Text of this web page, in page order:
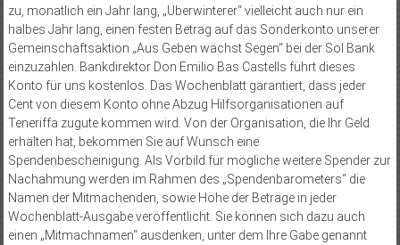
zu, monatlich ein Jahr lang, „Überwinterer“ vielleicht auch nur ein
halbes Jahr lang, einen festen Betrag auf das Sonderkonto unserer
Gemeinschaftsaktion „Aus Geben wächst Segen“ bei der Sol Bank
einzuzahlen. Bankdirektor Don Emilio Bas Castells führt dieses
Konto für uns kos­tenlos. Das Wochenblatt garantiert, dass jeder
Cent von diesem Konto ohne Abzug Hilfsorganisationen auf
Teneriffa zugute kommen wird. Von der Organisation, die Ihr Geld
erhalten hat, bekommen Sie auf Wunsch eine
Spendenbescheinigung. Als Vorbild für mögliche weitere Spender zur
Nachahmung werden im Rahmen des „Spendenbarometers“ die
Namen der Mitmachenden, sowie Höhe der Beträge in jeder
Wochenblatt-Ausgabe veröffentlicht. Sie können sich dazu auch
einen „Mitmachnamen“ ausdenken, unter dem Ihre Gabe genannt